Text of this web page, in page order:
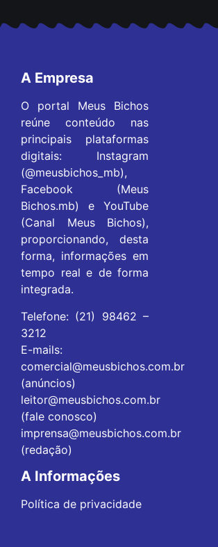
A Empresa
O portal Meus Bichos
reúne conteúdo nas
principais plataformas
digitais: Instagram
(@meusbichos_mb),
Facebook (Meus
Bichos.mb) e YouTube
(Canal Meus Bichos),
proporcionando, desta
forma, informações em
tempo real e de forma
integrada.
Telefone: (21) 98462 –
3212
E-mails:
comercial@meusbichos.com.br
(anúncios)
leitor@meusbichos.com.br
(fale conosco)
imprensa@meusbichos.com.br
(redação)
A Informações
Política de privacidade